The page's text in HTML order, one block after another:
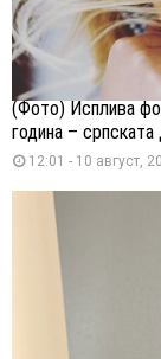
(Фото) Исплива
година – српската
12:01 - 10 август,